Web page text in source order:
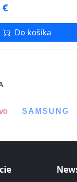
€
Do košíka
SAMSUNG